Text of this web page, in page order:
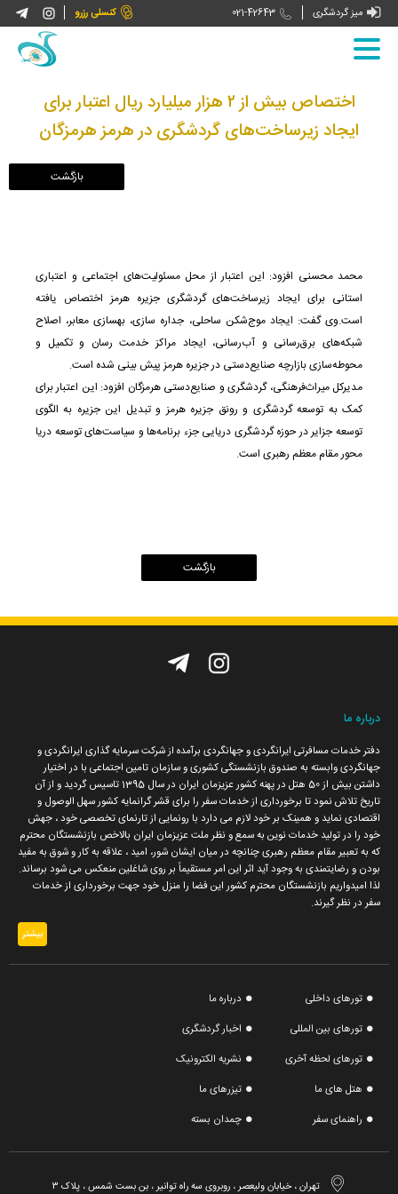
کنسلی رزرو  میز گردشگری 
021-42643 
صفحه اصلی
درباره ما
تورهای بین المللی
ثبت نام و رزرو
هتل های ما
اخبار و نشریات
اخبار گردشگری
نشریه الکترونیک
راهنمای سفر
تماس با ما
اختصاص بیش از ۲ هزار میلیارد ریال اعتبار برای
ایجاد زیرساخت‌های گردشگری در هرمز هرمزگان
محمد محسنی افزود: این اعتبار از محل مسئولیت‌های اجتماعی و اعتباری
استانی برای ایجاد زیرساخت‌های گردشگری جزیره هرمز اختصاص یافته
است.وی گفت: ایجاد موج‌شکن ساحلی، جداره سازی، بهسازی معابر، اصلاح
شبکه‌های برق‌رسانی و آب‌رسانی، ایجاد مراکز خدمت رسان و تکمیل و
محوطه‌سازی بازارچه صنایع‌دستی در جزیره هرمز پیش بینی شده است.
مدیرکل میراث‌فرهنگی، گردشگری و صنایع‌دستی هرمزگان افزود: این اعتبار برای
کمک به توسعه گردشگری و رونق جزیره هرمز و تبدیل این جزیره به الگوی
توسعه جزایر در حوزه گردشگری دریایی جزء برنامه‌ها و سیاست‌های توسعه دریا
محور مقام معظم رهبری است.
درباره ما
دفتر خدمات مسافرتی ایرانگردی و جهانگردی برآمده از شرکت سرمایه گذاری ایرانگردی و
جهانگردی وابسته به صندوق بازنشستگی کشوری و سازمان تامین اجتماعی با در اختیار
داشتن بیش از 50 هتل در پهنه کشور عزیزمان ایران در سال 1395 تاسیس گردید و از آن
تاریخ تلاش نمود تا برخورداری از خدمات سفر را برای قشر گرانمایه کشور سهل الوصول و
اقتصادی نماید و همینک بر خود لازم می دارد با رونمایی از تارنمای تخصصی خود ، جهش
خود را در تولید خدمات نوین به سمع و نظر ملت عزیزمان ایران بالاخص بازنشستگان محترم
که به تعبیر مقام معظم رهبری چنانچه در میان ایشان شور، امید ، علاقه به کار و شوق به مفید
بودن و رضایتمندی به وجود آید اثر این امر مستقیماً بر روی شاغلین منعکس می شود برساند.
لذا امیدواریم بازنشستگان محترم کشور این فضا را منزل خود جهت برخورداری از خدمات
سفر در نظر گیرند.
بیشتر
تورهای داخلی
تورهای بین المللی
تورهای لحظه آخری
هتل های ما
راهنمای سفر
درباره ما
اخبار گردشگری
نشریه الکترونیک
تیزرهای ما
چمدان بسته
 تهران ، خیابان ولیعصر ، روبروی سه راه توانیر ، بن بست شمس ، پلاک ۳